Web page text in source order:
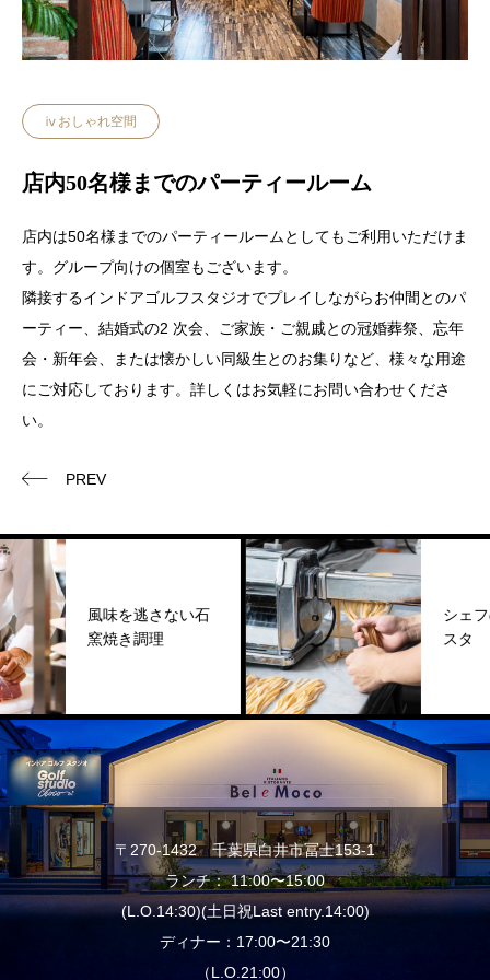
ⅳおしゃれ空間
店内50名様までのパーティールーム
店内は50名様までのパーティールームとしてもご利用いただけま
す。グループ向けの個室もございます。
隣接するインドアゴルフスタジオでプレイしながらお仲間とのパ
ーティー、結婚式の2 次会、ご家族・ご親戚との冠婚葬祭、忘年
会・新年会、または懐かしい同級生とのお集りなど、様々な用途
にご対応しております。詳しくはお気軽にお問い合わせくださ
い。
PREV
風味を逃さない石
窯焼き調理
シェフの
スタ
〒270-1432 千葉県白井市冨士153-1
ランチ： 11:00〜15:00
(L.O.14:30)(土日祝Last entry.14:00)
ディナー：17:00〜21:30
（L.O.21:00）